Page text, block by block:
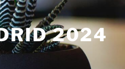
2024